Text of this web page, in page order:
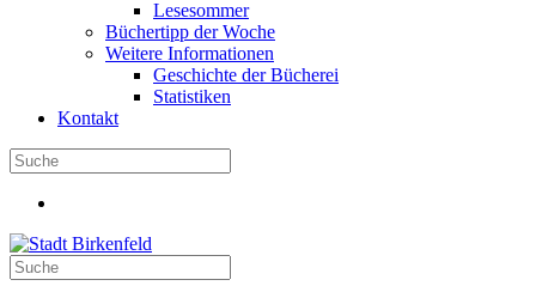
Lesesommer
Büchertipp der Woche
Weitere Informationen
Geschichte der Bücherei
Statistiken
Kontakt